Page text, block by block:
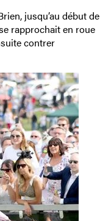
jusqu’au début de
rapprochait en roue
contrer